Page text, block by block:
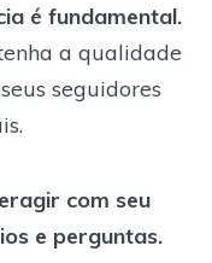
é fundamental.
a qualidade
seguidores
com seu
e perguntas.